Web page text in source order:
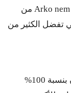
يعد كريم اركو ترطيب زيت الزيتون 250 مل Arko nem من
تفضل الكثير من
يتكون من تركيبة طبيعية وزيت الزيتون بنسبة 100%